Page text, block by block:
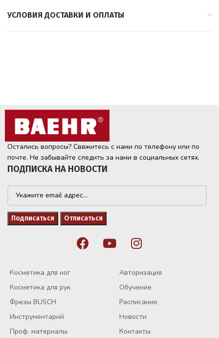
УСЛОВИЯ ДОСТАВКИ И ОПЛАТЫ
Остались вопросы? Свяжитесь с нами по телефону или по
почте. Не забывайте следить за нами в социальных сетях.
ПОДПИСКА НА НОВОСТИ
Косметика для ног
Косметика для рук
Фрезы BUSCH
Инструментарий
Проф. материалы
Авторизация
Обучение
Расписание
Новости
Контакты